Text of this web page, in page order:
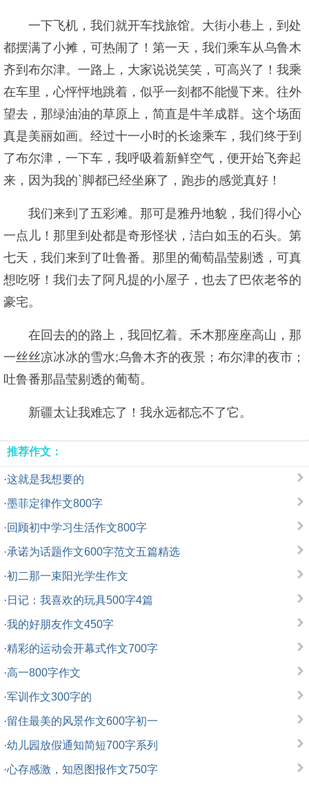
一下飞机，我们就开车找旅馆。大街小巷上，到处
都摆满了小摊，可热闹了！第一天，我们乘车从乌鲁木
齐到布尔津。一路上，大家说说笑笑，可高兴了！我乘
在车里，心怦怦地跳着，似乎一刻都不能慢下来。往外
望去，那绿油油的草原上，简直是牛羊成群。这个场面
真是美丽如画。经过十一小时的长途乘车，我们终于到
了布尔津，一下车，我呼吸着新鲜空气，便开始飞奔起
来，因为我的`脚都已经坐麻了，跑步的感觉真好！
我们来到了五彩滩。那可是雅丹地貌，我们得小心
一点儿！那里到处都是奇形怪状，洁白如玉的石头。第
七天，我们来到了吐鲁番。那里的葡萄晶莹剔透，可真
想吃呀！我们去了阿凡提的小屋子，也去了巴依老爷的
豪宅。
在回去的的路上，我回忆着。禾木那座座高山，那
一丝丝凉冰冰的雪水;乌鲁木齐的夜景；布尔津的夜市；
吐鲁番那晶莹剔透的葡萄。
新疆太让我难忘了！我永远都忘不了它。
推荐作文：
·这就是我想要的
·墨菲定律作文800字
·回顾初中学习生活作文800字
·承诺为话题作文600字范文五篇精选
·初二那一束阳光学生作文
· 日记：我喜欢的玩具500字4篇
·我的好朋友作文450字
·精彩的运动会开幕式作文700字
·高一800字作文
·军训作文300字的
·留住最美的风景作文600字初一
·幼儿园放假通知简短700字系列
·心存感激，知恩图报作文750字